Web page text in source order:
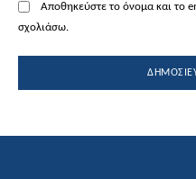
Αποθηκεύστε το όνομα και το
σχολιάσω.